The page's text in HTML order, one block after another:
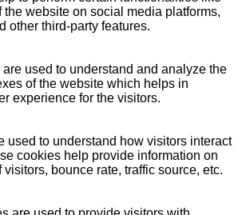
the website on social media platforms,
other third-party features.
used to understand and analyze the
of the website which helps in
experience for the visitors.
used to understand how visitors interact
cookies help provide information on
visitors, bounce rate, traffic source, etc.